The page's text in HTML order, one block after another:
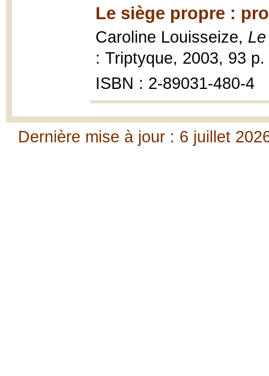
Le siège propre :
Caroline Louisseize,
: Triptyque, 2003, 93
ISBN : 2-89031-480-4
Dernière mise à jour : 6 juillet